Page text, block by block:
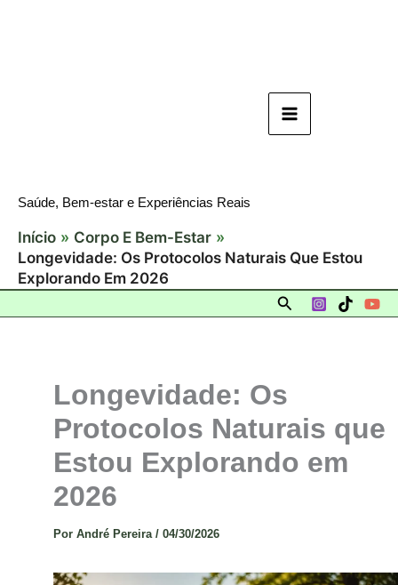
Saúde, Bem-estar e Experiências Reais
Início
Corpo E Bem-Estar
Longevidade: Os Protocolos Naturais Que Estou
Explorando Em 2026
Pesquisar
Longevidade: Os
Protocolos Naturais que
Estou Explorando em
2026
Por André Pereira / 04/30/2026